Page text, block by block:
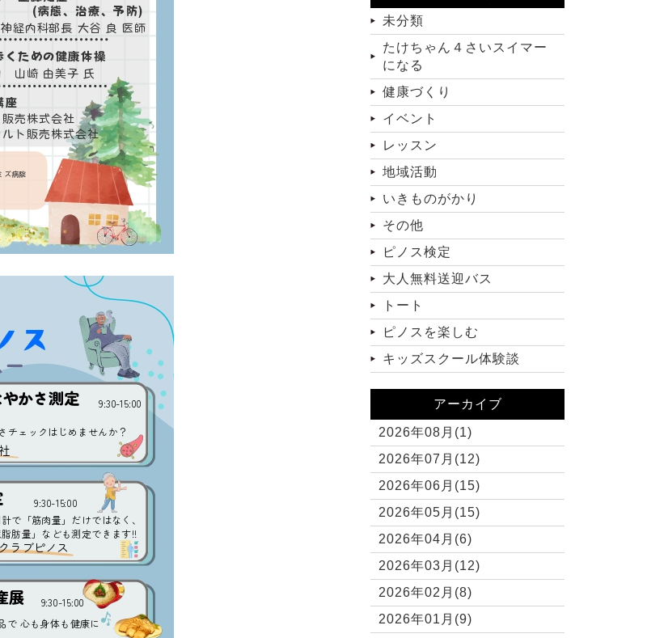
未分類
たけちゃん４さいスイマー
になる
健康づくり
イベント
レッスン
地域活動
いきものがかり
その他
ピノス検定
大人無料送迎バス
トート
ピノスを楽しむ
キッズスクール体験談
アーカイブ
2026年08月(1)
2026年07月(12)
2026年06月(15)
2026年05月(15)
2026年04月(6)
2026年03月(12)
2026年02月(8)
2026年01月(9)